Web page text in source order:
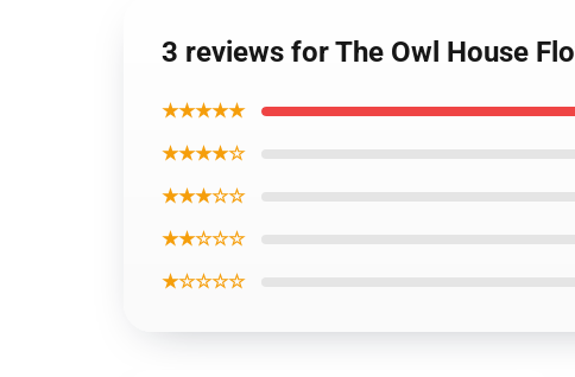
3 reviews for The Owl House
★★★★★
★★★★☆
★★★☆☆
★★☆☆☆
★☆☆☆☆